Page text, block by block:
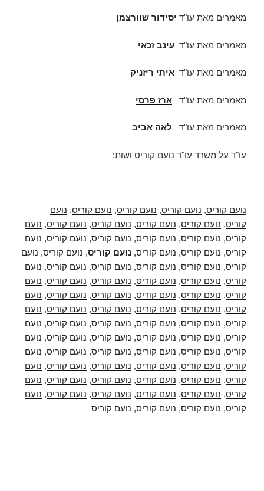
מאמרים מאת עו"ד יסידור שוורצמן
מאמרים מאת עו"ד עינב זכאי
מאמרים מאת עו"ד איתי ריזניק
מאמרים מאת עו"ד ארז פרסי
מאמרים מאת עו"ד לאה אביב
עו"ד על משרד עו"ד נועם קוריס ושות:
נועם קוריס, נועם קוריס, נועם קוריס, נועם קוריס, נועם
קוריס, נועם קוריס, נועם קוריס, נועם קוריס, נועם קוריס, נועם
קוריס, נועם קוריס, נועם קוריס, נועם קוריס, נועם קוריס, נועם
קוריס, נועם קוריס, נועם קוריס, נועם קוריס, נועם קוריס, נועם
קוריס, נועם קוריס, נועם קוריס, נועם קוריס, נועם קוריס, נועם
קוריס, נועם קוריס, נועם קוריס, נועם קוריס, נועם קוריס, נועם
קוריס, נועם קוריס, נועם קוריס, נועם קוריס, נועם קוריס, נועם
קוריס, נועם קוריס, נועם קוריס, נועם קוריס, נועם קוריס, נועם
קוריס, נועם קוריס, נועם קוריס, נועם קוריס, נועם קוריס, נועם
קוריס, נועם קוריס, נועם קוריס, נועם קוריס, נועם קוריס, נועם
קוריס, נועם קוריס, נועם קוריס, נועם קוריס, נועם קוריס, נועם
קוריס, נועם קוריס, נועם קוריס, נועם קוריס, נועם קוריס, נועם
קוריס, נועם קוריס, נועם קוריס, נועם קוריס, נועם קוריס, נועם
קוריס, נועם קוריס, נועם קוריס, נועם קוריס, נועם קוריס, נועם
קוריס, נועם קוריס, נועם קוריס, נועם קוריס